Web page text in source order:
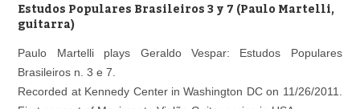
Área personal Reproductor
Estudos Populares Brasileiros 3 y 7 (Paulo Martelli,
guitarra)
Paulo Martelli plays Geraldo Vespar: Estudos Populares
Brasileiros n. 3 e 7.
Recorded at Kennedy Center in Washington DC on 11/26/2011.